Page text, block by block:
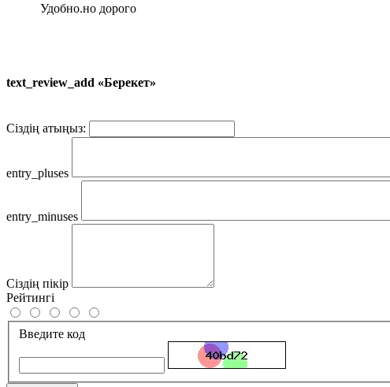
Удобно.но дорого
text_review_add «Берекет»
Сіздің атыңыз:
entry_pluses
entry_minuses
Сіздің пікір
Рейтингі
Введите код